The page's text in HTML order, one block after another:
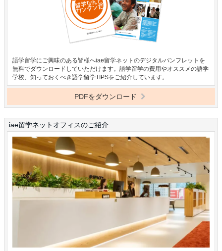
語学留学にご興味のある皆様へiae留学ネットのデジタルパンフレットを
無料でダウンロードしていただけます。語学留学の費用やオススメの語学
学校、知っておくべき語学留学TIPSをご紹介しています。
PDFをダウンロード
iae留学ネットオフィスのご紹介